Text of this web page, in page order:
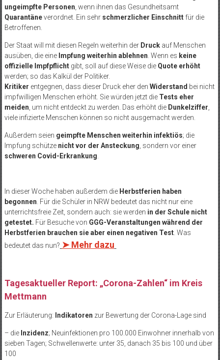
ungeimpfte Personen , wenn ihnen das Gesundheitsamt
Quarantäneverordnet. Ein sehr schmerzlicher Einschnittfür die
Betroffenen.
Der Staat will mit diesen Regeln weiterhin der Druckauf Menschen
ausüben, die eine Impfung weiterhin ablehnen . Wenn es keine
offizielle Impfpflichtgibt, soll auf diese Weise die Quote erhöht
werden; so das Kalkül der Politiker.
Kritiker entgegnen, dass dieser Druck eher den Widerstand bei nicht
impfwilligen Menschen erhöht. Sie würden jetzt die Tests eher
meiden , um nicht entdeckt zu werden. Das erhöht die Dunkelziffer
viele infizierte Menschen können so nicht ausgemacht werden.
Außerdem seien geimpfte Menschen weiterhin infektiös; die
Impfung schütze nicht vor der Ansteckung , sondern vor einer
schweren Covid-Erkrankung
In dieser Woche haben außerdem die Herbstferien haben
begonnen . Für die Schüler in NRW bedeutet das nicht nur eine
unterrichtsfreie Zeit, sondern auch: sie werden in der Schule nicht
getestet. Für Besuche von GGG-Veranstaltungen während der
Herbstferien brauchen sie aber einen negativen Test. Was
bedeutet das nun? ➤ Mehr dazu
Tagesaktueller Report: „Corona-Zahlen“ im Kreis
Mettmann
Zur Erläuterung: Indikatoren zur Bewertung der Corona-Lage sind
– die Inzidenz; Neuinfektionen pro 100.000 Einwohner innerhalb von
sieben Tagen; Schwellenwerte: unter 35, danach 35 bis 100 und über
100